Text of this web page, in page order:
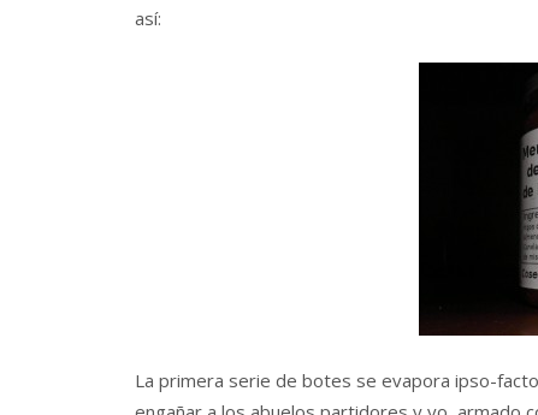
así:
La primera serie de botes se evapora ipso-